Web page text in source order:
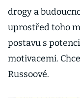
drogy a
uprostřed toho
postavu s
motivacemi.
Russoové.